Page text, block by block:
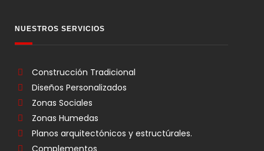
NUESTROS SERVICIOS
Construcción Tradicional
Diseños Personalizados
Zonas Sociales
Zonas Humedas
Planos arquitectónicos y estructúrales.
Complementos